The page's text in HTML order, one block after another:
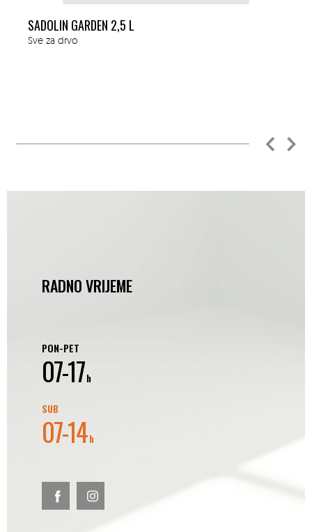
SADOLIN GARDEN 2,5 L
Sve za drvo
RADNO VRIJEME
PON-PET
07-17h
SUB
07-14h